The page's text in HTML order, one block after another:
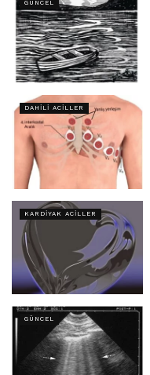
GÜNCEL
DAHILI ACILLER
KARDIYAK ACILLER
GÜNCEL